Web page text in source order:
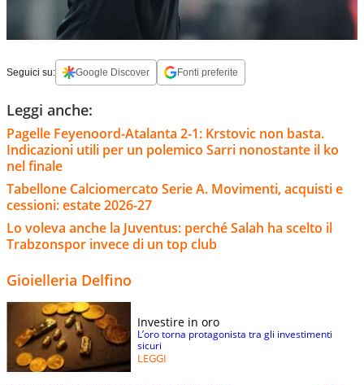
Seguici su: Google Discover Fonti preferite
Leggi anche:
Pagelle Feyenoord-Atalanta 2-1: Krstovic non basta.
Indicazioni utili per un polemico Sarri nonostante il ko
nel finale
Tabellone Calciomercato Serie A. Movimenti, acquisti e
cessioni: estate 2026-27
Lo voleva anche la Juventus: perché Salah ha scelto il
Trabzonspor invece di un top club
Gioielleria Delfino
Investire in oro
L’oro torna protagonista tra gli investimenti
sicuri
LEGGI